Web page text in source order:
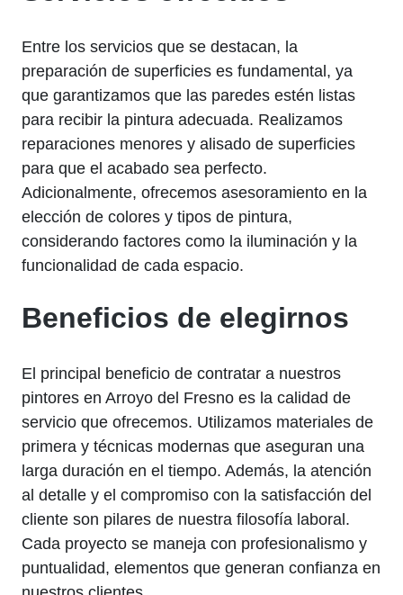
Entre los servicios que se destacan, la
preparación de superficies es fundamental, ya
que garantizamos que las paredes estén listas
para recibir la pintura adecuada. Realizamos
reparaciones menores y alisado de superficies
para que el acabado sea perfecto.
Adicionalmente, ofrecemos asesoramiento en la
elección de colores y tipos de pintura,
considerando factores como la iluminación y la
funcionalidad de cada espacio.
Beneficios de elegirnos
El principal beneficio de contratar a nuestros
pintores en Arroyo del Fresno es la calidad de
servicio que ofrecemos. Utilizamos materiales de
primera y técnicas modernas que aseguran una
larga duración en el tiempo. Además, la atención
al detalle y el compromiso con la satisfacción del
cliente son pilares de nuestra filosofía laboral.
Cada proyecto se maneja con profesionalismo y
puntualidad, elementos que generan confianza en